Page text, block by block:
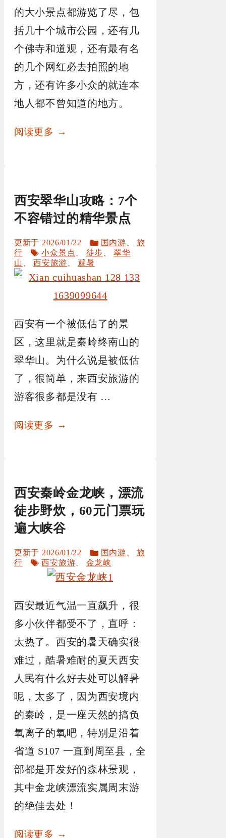
的大小景点都游览了尽，包
括几十个城市公园，还有几
个佛寺和道观，还有最有名
的几个网红必去拍照的地
方，还有许多小众的就连本
地人都不曾知道的地方。
阅读更多 →
西安翠华山攻略：7个
不容错过的精华景点
2026/01/22
分
类
国内游 、旅
行
标
签
小众景点 徒步 、翠华
山
、西安旅游 、避暑
西安有一个被低估了的景
区，这里就是秦岭终南山的
翠华山。为什么说是被低估
了，很简单，来西安旅游的
游客很多都是没有 …
阅读更多 →
西安秦岭金龙峡，漂流
徒步野炊，60元门票玩
遍大峡谷
2026/01/22
分
类
国内游 、旅
行
标
签
西安旅游 金龙峡
西安最近气温一直飙升，很
多小伙伴都受不了，直呼：
太热了。西安的暑天确实很
难过，酷暑难耐的夏天西安
人民有什么好去处可以解暑
呢，太多了，因为西安境内
的秦岭，是一座天然的搞负
氧离子的氧吧，特别是沿着
省道 S107 一直到周至县，全
部都是开发好的森林景观，
其中金龙峡漂流实属周末游
的绝佳去处！
阅读更多 →